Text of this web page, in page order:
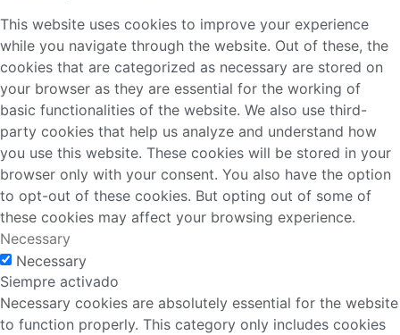
This website uses cookies to improve your experience
while you navigate through the website. Out of these, the
cookies that are categorized as necessary are stored on
your browser as they are essential for the working of
basic functionalities of the website. We also use third-
party cookies that help us analyze and understand how
you use this website. These cookies will be stored in your
browser only with your consent. You also have the option
to opt-out of these cookies. But opting out of some of
these cookies may affect your browsing experience.
Necessary
Necessary
Siempre activado
Necessary cookies are absolutely essential for the website
to function properly. This category only includes cookies